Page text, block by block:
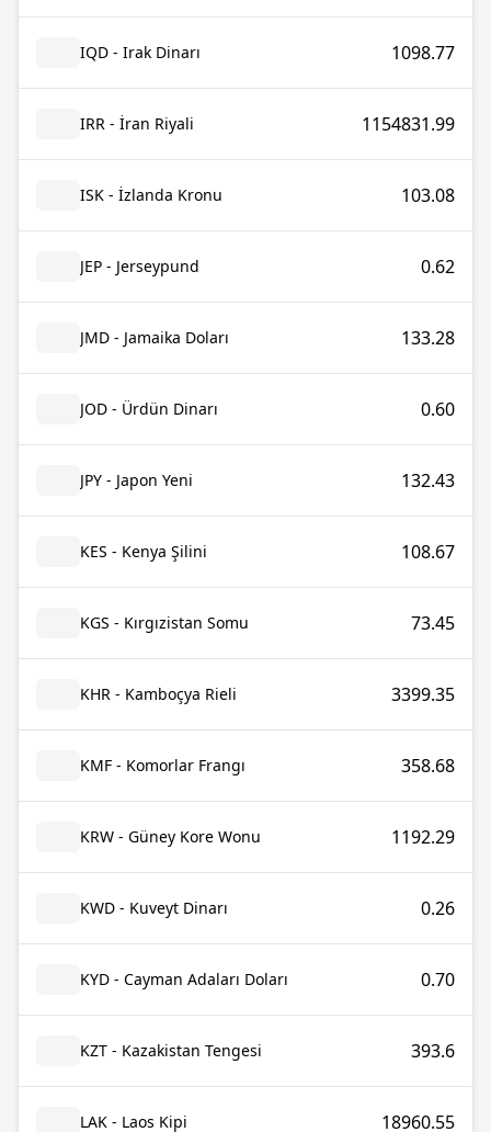
IQD - Irak Dinarı 1098.77
IRR - İran Riyali 1154831.99
ISK - İzlanda Kronu 103.08
JEP - Jerseypund 0.62
JMD - Jamaika Doları 133.28
JOD - Ürdün Dinarı 0.60
JPY - Japon Yeni 132.43
KES - Kenya Şilini 108.67
KGS - Kırgızistan Somu 73.45
KHR - Kamboçya Rieli 3399.35
KMF - Komorlar Frangı 358.68
KRW - Güney Kore Wonu 1192.29
KWD - Kuveyt Dinarı 0.26
KYD - Cayman Adaları Doları 0.70
KZT - Kazakistan Tengesi 393.6
LAK - Laos Kipi 18960.55